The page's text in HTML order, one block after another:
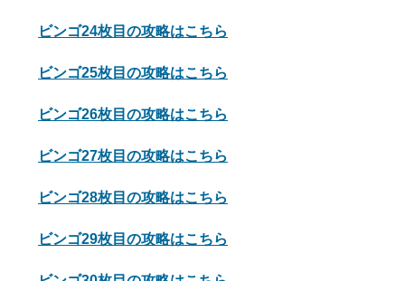
ビンゴ24枚目の攻略はこちら
ビンゴ25枚目の攻略はこちら
ビンゴ26枚目の攻略はこちら
ビンゴ27枚目の攻略はこちら
ビンゴ28枚目の攻略はこちら
ビンゴ29枚目の攻略はこちら